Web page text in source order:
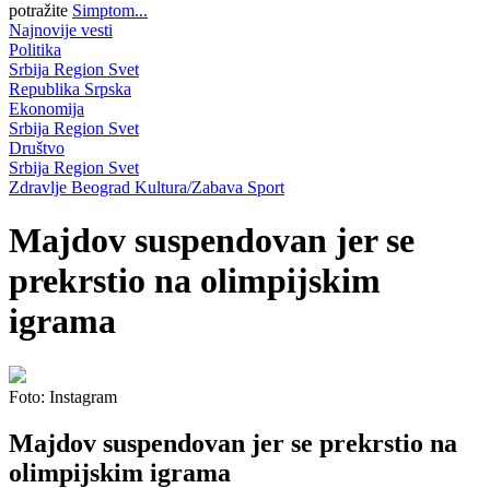
potražite Simptom...
Najnovije vesti
Politika
Srbija Region Svet
Republika Srpska
Ekonomija
Srbija Region Svet
Društvo
Srbija Region Svet
Zdravlje Beograd Kultura/Zabava Sport
Majdov suspendovan jer se
prekrstio na olimpijskim
igrama
Foto: Instagram
Majdov suspendovan jer se prekrstio na
olimpijskim igrama